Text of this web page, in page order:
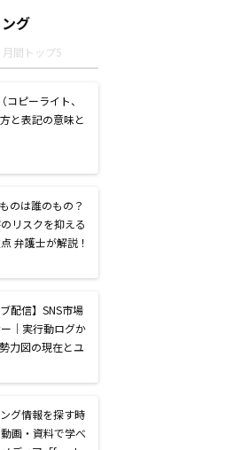
グ
月間トップ5
ピーライト、
と表記の意味と
のは誰のもの？
リスクを抑える
弁護士が解説！
ブ配信】SNS市場
｜実行動ログか
力図の現在とユ
グ情報を探す時
画・資料で学べ